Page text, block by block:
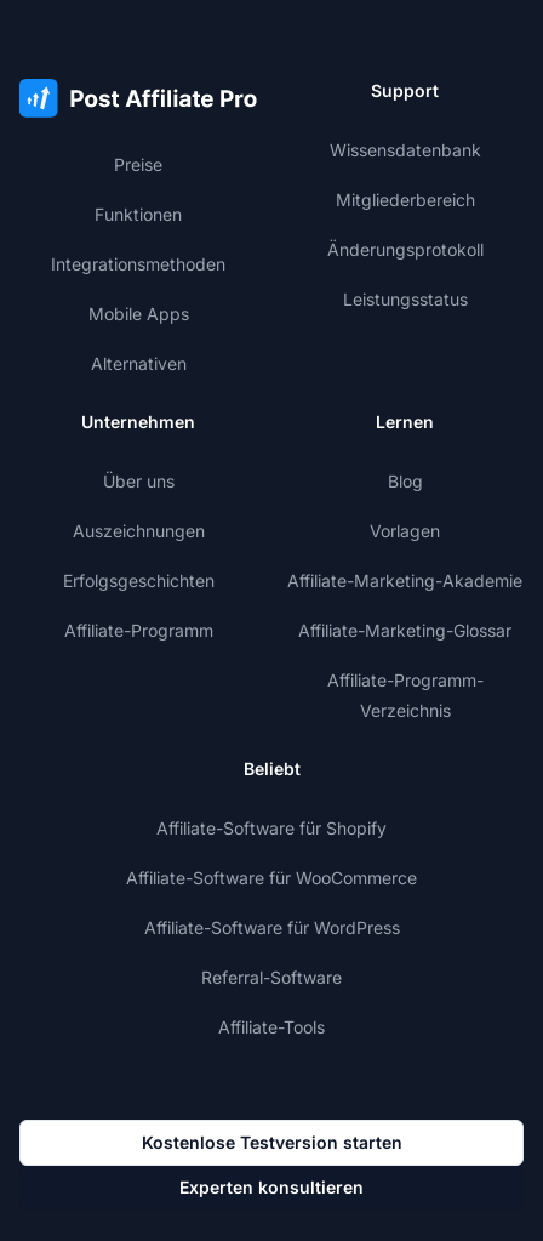
Preise
Funktionen
Integrationsmethoden
Mobile Apps
Alternativen
Support
Wissensdatenbank
Mitgliederbereich
Änderungsprotokoll
Leistungsstatus
Unternehmen
Über uns
Auszeichnungen
Erfolgsgeschichten
Affiliate-Programm
Lernen
Blog
Vorlagen
Affiliate-Marketing-Akademie
Affiliate-Marketing-Glossar
Affiliate-Programm-
Verzeichnis
Beliebt
Affiliate-Software für Shopify
Affiliate-Software für WooCommerce
Affiliate-Software für WordPress
Referral-Software
Affiliate-Tools
Kostenlose Testversion starten
Experten konsultieren